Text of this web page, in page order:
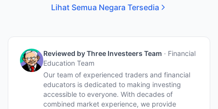
Lihat Semua Negara Tersedia
Reviewed byThree Investeers Team · Financial
Education Team
Our team of experienced traders and financial
educators is dedicated to making investing
accessible to everyone. With decades of
combined market experience, we provide